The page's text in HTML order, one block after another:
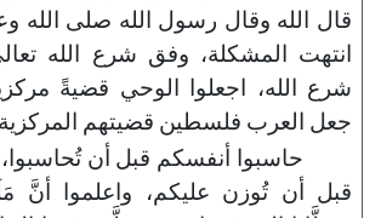
قال الله وقال رسول الله صلى الله
انتهت المشكلة، وفق شرع الله
شرع الله، اجعلوا الوحي قضيةً
جعل العرب فلسطين قضيتهم المركزية
حاسبوا أنفسكم قبل أن تُحاسبوا،
قبل أن تُوزن عليكم، واعلموا أنَّ